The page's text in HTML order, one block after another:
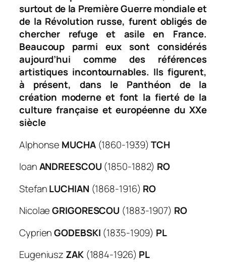
surtout de la Première Guerre mondiale et
de la Révolution russe, furent obligés de
chercher refuge et asile en France.
Beaucoup parmi eux sont considérés
aujourd’hui comme des références
artistiques incontournables. Ils figurent,
à présent, dans le Panthéon de la
création moderne et font la fierté de la
culture française et européenne du XXe
siècle
Alphonse MUCHA (1860-1939)TCH
IoanANDREESCOU (1850-1882) RO
StefanLUCHIAN (1868-1916) RO
NicolaeGRIGORESCOU (1883-1907) RO
CyprienGODEBSKI (1835-1909) PL
Eugeniusz ZAK (1884-1926) PL